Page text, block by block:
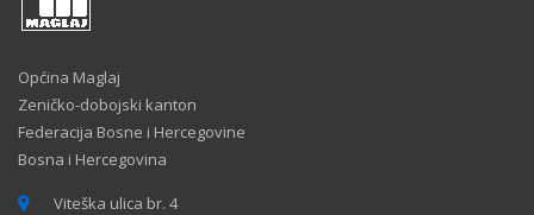
Općina Maglaj
Zeničko-dobojski kanton
Federacija Bosne i Hercegovine
Bosna i Hercegovina
Viteška ulica br. 4